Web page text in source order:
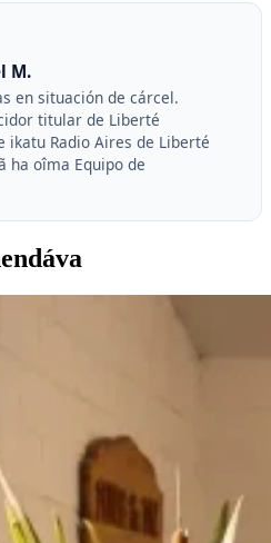
M.
en situación de cárcel.
titular de Liberté
ikatu Radio Aires de Liberté
ha oîma Equipo de